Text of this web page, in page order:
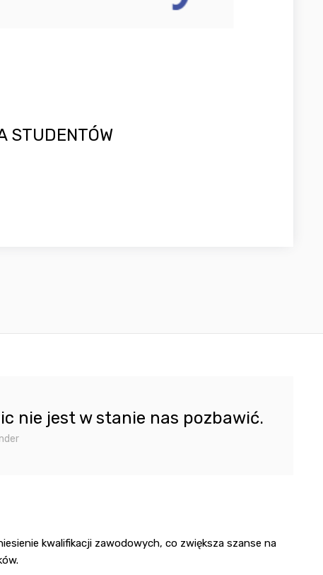
STUDENTÓW
nie jest w stanie nas pozbawić.
kwalifikacji zawodowych, co zwiększa szanse na